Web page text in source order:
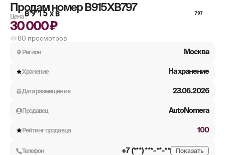
Продам номерВ915ХВ797
В915ХВ 797
Цена
30 000 ₽
80 просмотров
Регион Москва
Хранение На хранение
Дата размещения 23.06.2026
Продавец AutoNomera
Рейтинг продавца 100
Телефон +7 (***) ***-**-** Показать